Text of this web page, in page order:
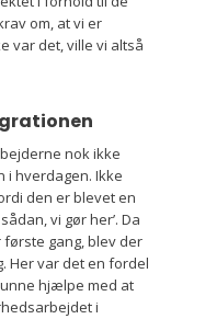
om, at vi er
var det, ville vi altså
nok ikke
i hverdagen. Ikke
den er blevet en
vi gør her’. Da
gang, blev der
Her var det en fordel
hjælpe med at
i